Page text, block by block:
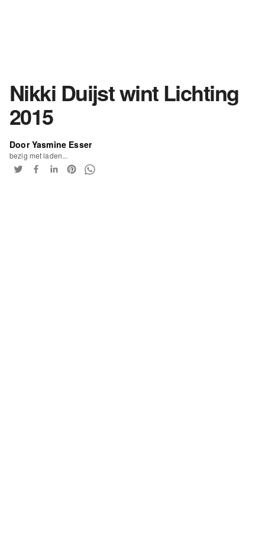
Nikki Duijst wint Lichting
2015
Door Yasmine Esser
bezig met laden...